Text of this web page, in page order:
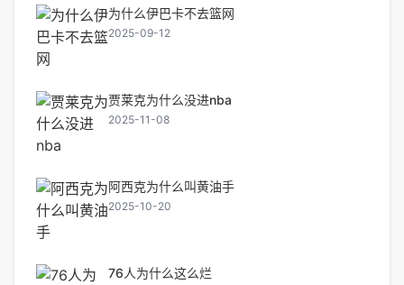
为什么伊巴卡不去篮网
2025-09-12
贾莱克为什么没进nba
2025-11-08
阿西克为什么叫黄油手
2025-10-20
76人为什么这么烂